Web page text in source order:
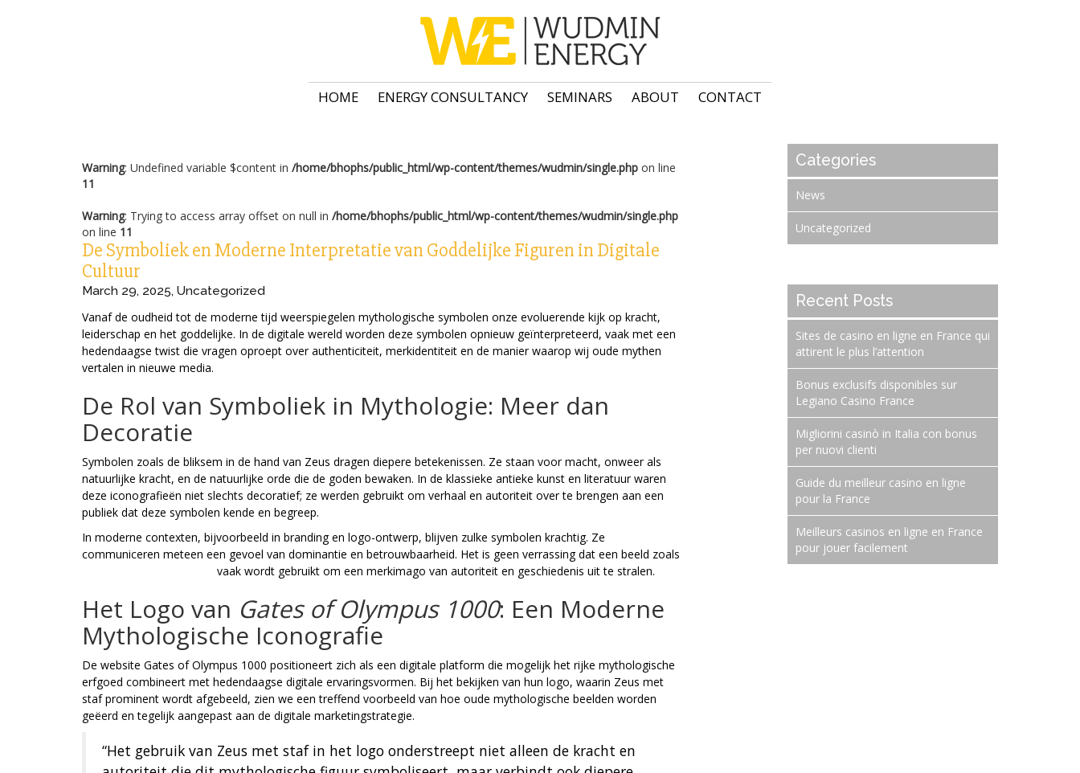
HOME ENERGY CONSULTANCY SEMINARS ABOUT CONTACT
Warning: Undefined variable $content in /home/bhophs/public_html/wp-content/themes/wudmin/single.php on line
11
Warning: Trying to access array offset on null in /home/bhophs/public_html/wp-content/themes/wudmin/single.php
on line 11
De Symboliek en Moderne Interpretatie van Goddelijke Figuren in Digitale
Cultuur
March 29, 2025, Uncategorized
Vanaf de oudheid tot de moderne tijd weerspiegelen mythologische symbolen onze evoluerende kijk op kracht,
leiderschap en het goddelijke. In de digitale wereld worden deze symbolen opnieuw geïnterpreteerd, vaak met een
hedendaagse twist die vragen oproept over authenticiteit, merkidentiteit en de manier waarop wij oude mythen
vertalen in nieuwe media.
De Rol van Symboliek in Mythologie: Meer dan
Decoratie
Symbolen zoals de bliksem in de hand van Zeus dragen diepere betekenissen. Ze staan voor macht, onweer als
natuurlijke kracht, en de natuurlijke orde die de goden bewaken. In de klassieke antieke kunst en literatuur waren
deze iconografieën niet slechts decoratief; ze werden gebruikt om verhaal en autoriteit over te brengen aan een
publiek dat deze symbolen kende en begreep.
In moderne contexten, bijvoorbeeld in branding en logo-ontwerp, blijven zulke symbolen krachtig. Ze
communiceren meteen een gevoel van dominantie en betrouwbaarheid. Het is geen verrassing dat een beeld zoals
vaak wordt gebruikt om een merkimago van autoriteit en geschiedenis uit te stralen.
Het Logo van Gates of Olympus 1000: Een Moderne
Mythologische Iconografie
De website Gates of Olympus 1000 positioneert zich als een digitale platform die mogelijk het rijke mythologische
erfgoed combineert met hedendaagse digitale ervaringsvormen. Bij het bekijken van hun logo, waarin Zeus met
staf prominent wordt afgebeeld, zien we een treffend voorbeeld van hoe oude mythologische beelden worden
geëerd en tegelijk aangepast aan de digitale marketingstrategie.
“Het gebruik van Zeus met staf in het logo onderstreept niet alleen de kracht en
Categories
News
Uncategorized
Recent Posts
Sites de casino en ligne en France qui
attirent le plus l’attention
Bonus exclusifs disponibles sur
Legiano Casino France
Migliorini casinò in Italia con bonus
per nuovi clienti
Guide du meilleur casino en ligne
pour la France
Meilleurs casinos en ligne en France
pour jouer facilement